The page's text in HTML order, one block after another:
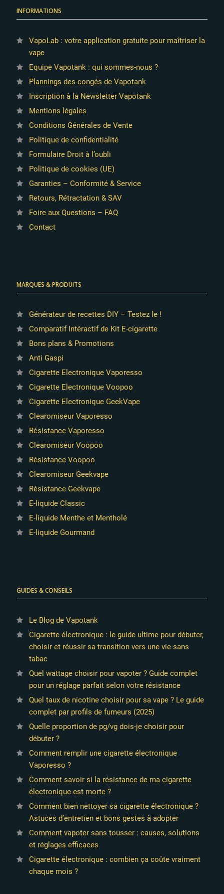
INFORMATIONS
VapoLab : votre application gratuite pour maîtriser la
vape
Equipe Vapotank : qui sommes-nous ?
Plannings des congés de Vapotank
Inscription à la Newsletter Vapotank
Mentions légales
Conditions Générales de Vente
Politique de confidentialité
Formulaire Droit à l’oubli
Politique de cookies (UE)
Garanties – Conformité & Service
Retours, Rétractation & SAV
Foire aux Questions – FAQ
Contact
MARQUES & PRODUITS
Générateur de recettes DIY – Testez le !
Comparatif Intéractif de Kit E-cigarette
Bons plans & Promotions
Anti Gaspi
Cigarette Electronique Vaporesso
Cigarette Electronique Voopoo
Cigarette Electronique GeekVape
Clearomiseur Vaporesso
Résistance Vaporesso
Clearomiseur Voopoo
Résistance Voopoo
Clearomiseur Geekvape
Résistance Geekvape
E-liquide Classic
E-liquide Menthe et Mentholé
E-liquide Gourmand
GUIDES & CONSEILS
Le Blog de Vapotank
Cigarette électronique : le guide ultime pour débuter,
choisir et réussir sa transition vers une vie sans
tabac
Quel wattage choisir pour vapoter ? Guide complet
pour un réglage parfait selon votre résistance
Quel taux de nicotine choisir pour sa vape ? Le guide
complet par profils de fumeurs (2025)
Quelle proportion de pg/vg dois-je choisir pour
débuter ?
Comment remplir une cigarette électronique
Vaporesso ?
Comment savoir si la résistance de ma cigarette
électronique est morte ?
Comment bien nettoyer sa cigarette électronique ?
Astuces d’entretien et bons gestes à adopter
Comment vapoter sans tousser : causes, solutions
et réglages efficaces
Cigarette électronique : combien ça coûte vraiment
chaque mois ?